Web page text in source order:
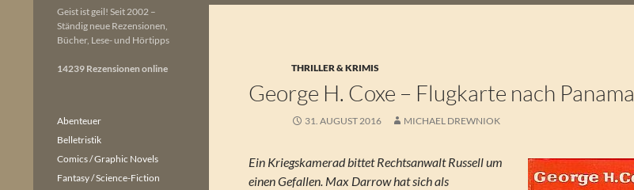
THRILLER & KRIMIS
George H. Coxe – Flugkarte nach Panama
31. AUGUST 2016 MICHAEL DREWNIOK
Ein Kriegskamerad bittet Rechtsanwalt Russell um
einen Gefallen. Max Darrow hat sich als
Geist ist geil! Seit 2002 –
Ständig neue Rezensionen,
Bücher, Lese- und Hörtipps
14239 Rezensionen online
Abenteuer
Belletristik
Comics / Graphic Novels
Fantasy / Science-Fiction